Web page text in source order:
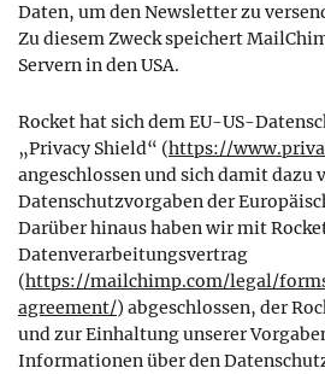
Daten, um den Newsletter zu
Zu diesem Zweck speichert
Servern in den USA.
Rocket hat sich dem EU-US-
„Privacy Shield“ (https://
angeschlossen und sich damit dazu
Datenschutzvorgaben der
Darüber hinaus haben wir mit
Datenverarbeitungsvertrag
(https://mailchimp.com/legal/
agreement/) abgeschlossen, der
und zur Einhaltung unserer
Informationen über den